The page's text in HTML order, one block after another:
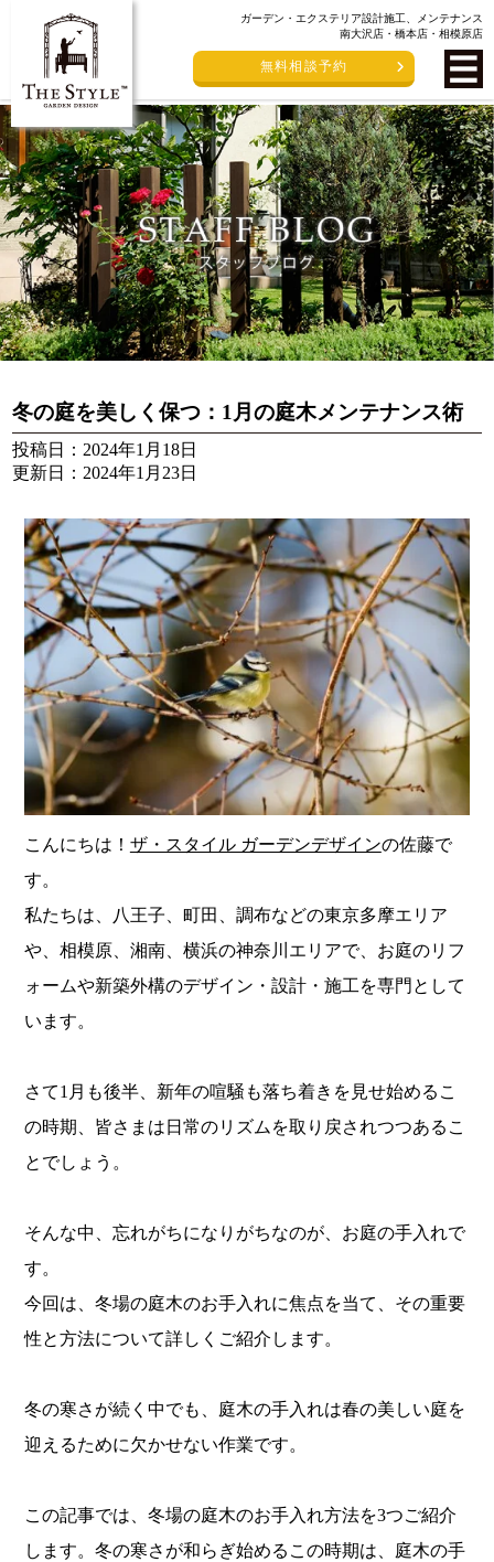
無料相談予約
ガーデン・エクステリア設計施工、メンテナンス
南大沢店・橋本店・相模原店
冬の庭を美しく保つ：1月の庭木メンテナンス術
投稿日：2024年1月18日
更新日：2024年1月23日
こんにちは！ ザ・スタイル ガーデンデザインの佐藤で
す。
私たちは、八王子、町田、調布などの東京多摩エリア
や、相模原、湘南、横浜の神奈川エリアで、お庭のリフ
ォームや新築外構のデザイン・設計・施工を専門として
います。
さて1月も後半、新年の喧騒も落ち着きを見せ始めるこ
の時期、皆さまは日常のリズムを取り戻されつつあるこ
とでしょう。
そんな中、忘れがちになりがちなのが、お庭の手入れで
す。
今回は、冬場の庭木のお手入れに焦点を当て、その重要
性と方法について詳しくご紹介します。
冬の寒さが続く中でも、庭木の手入れは春の美しい庭を
迎えるために欠かせない作業です。
この記事では、冬場の庭木のお手入れ方法を3つご紹介
します。冬の寒さが和らぎ始めるこの時期は、庭木の手